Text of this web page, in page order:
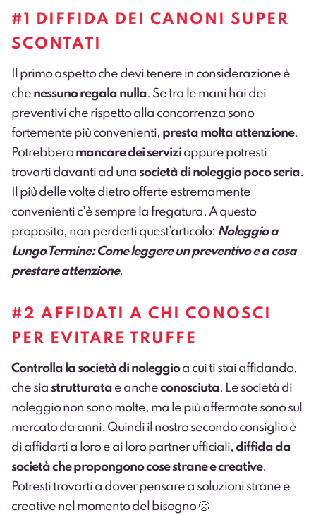
#1 DIFFIDA DEI CANONI SUPER
SCONTATI
Il primo aspetto che devi tenere in considerazione è
che nessuno regala nulla. Se tra le mani hai dei
preventivi che rispetto alla concorrenza sono
fortemente più convenienti, presta molta attenzione.
Potrebberomancare dei servizi oppure potresti
trovarti davanti ad una società di noleggio poco seria.
Il più delle volte dietro offerte estremamente
convenienti c’è sempre la fregatura. A questo
proposito, non perderti quest’articolo: Noleggio a
Lungo Termine: Come leggere un preventivo e a cosa
prestare attenzione.
#2 AFFIDATI A CHI CONOSCI
PER EVITARE TRUFFE
Controlla la società di noleggioa cui ti stai affidando,
che sia strutturata e ancheconosciuta. Le società di
noleggio non sono molte, ma le più affermate sono sul
mercato da anni. Quindi il nostro secondo consiglio è
di affidarti a loro e ai loro partner ufficiali, diffida da
società che propongono cose strane e creative.
Potresti trovarti a dover pensare a soluzioni strane e
creative nel momento del bisogno 🙁